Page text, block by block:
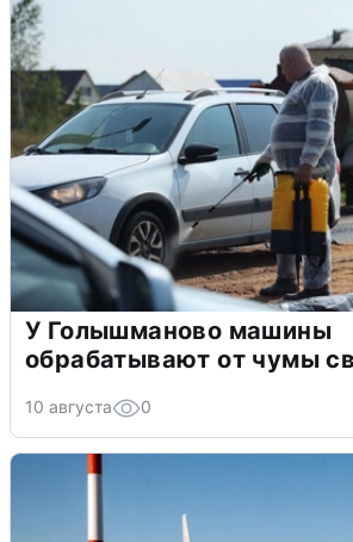
У Голышманово машины
обрабатывают от чумы
10 августа 0